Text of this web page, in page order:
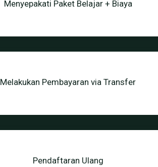
Menyepakati Paket Belajar + Biaya
Melakukan Pembayaran via Transfer
Pendaftaran Ulang